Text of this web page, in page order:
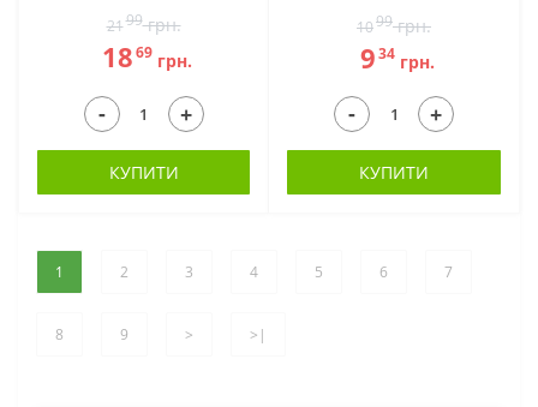
2199грн.
1869грн.
- +
КУПИТИ
1099грн.
934грн.
- +
КУПИТИ
1 2 3 4 5 6 7
8 9 > >|